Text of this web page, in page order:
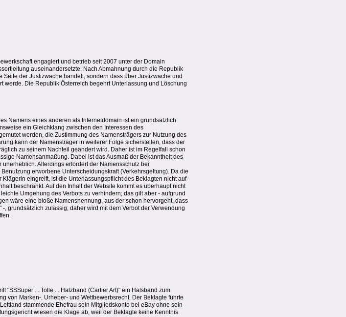
engagiert und betrieb seit 2007 unter der Domain
auseinandersetzte. Nach Abmahnung durch die Republik
der Justizwache handelt, sondern dass über Justizwache und
werde. Die Republik Österreich begehrt Unterlassung und Löschung
Namens eines anderen als Internetdomain ist ein grundsätzlich
ein Gleichklang zwischen den Interessen des
werden, die Zustimmung des Namensträgers zur Nutzung des
kann der Namensträger in weiterer Folge sicherstellen, dass der
zu seinem Nachteil geändert wird. Daher ist im Regelfall schon
Namensanmaßung. Dabei ist das Ausmaß der Bekanntheit des
Allerdings erfordert der Namensschutz bei
erworbene Unterscheidungskraft (Verkehrsgeltung). Da die
eingreift, ist die Unterlassungspflicht des Beklagten nicht auf
beschränkt. Auf den Inhalt der Website kommt es überhaupt nicht
Umgehung des Verbots zu verhindern; das gilt aber - aufgrund
wäre eine bloße Namensnennung, aus der schon hervorgeht, dass
grundsätzlich zulässig; daher wird mit dem Verbot der Verwendung
"SSSuper ... Tolle ... Halzband (Cartier Art)" ein Halsband zum
von Marken-, Urheber- und Wettbewerbsrecht. Der Beklagte führte
stammende Ehefrau sein Mitgliedskonto bei eBay ohne sein
wiesen die Klage ab, weil der Beklagte keine Kenntnis